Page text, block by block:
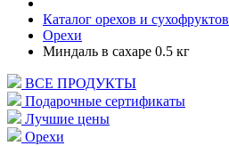
Каталог орехов и сухофруктов
Орехи
Миндаль в сахаре 0.5 кг
ВСЕ ПРОДУКТЫ
Подарочные сертификаты
Лучшие цены
Орехи